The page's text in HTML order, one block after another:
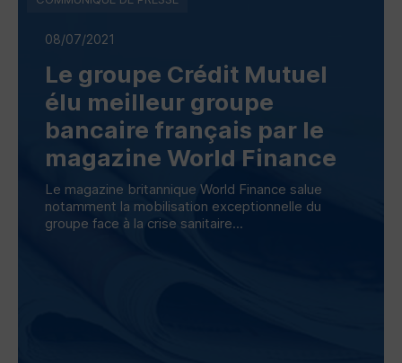
08/07/2021
Le groupe Crédit Mutuel
élu meilleur groupe
bancaire français par le
magazine World Finance
Le magazine britannique World Finance salue
notamment la mobilisation exceptionnelle du
groupe face à la crise sanitaire...